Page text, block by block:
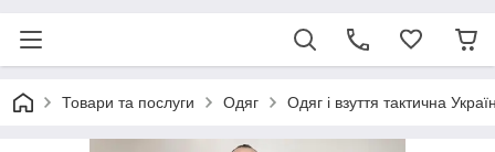
Товари та послуги Одяг Одяг і взуття тактична